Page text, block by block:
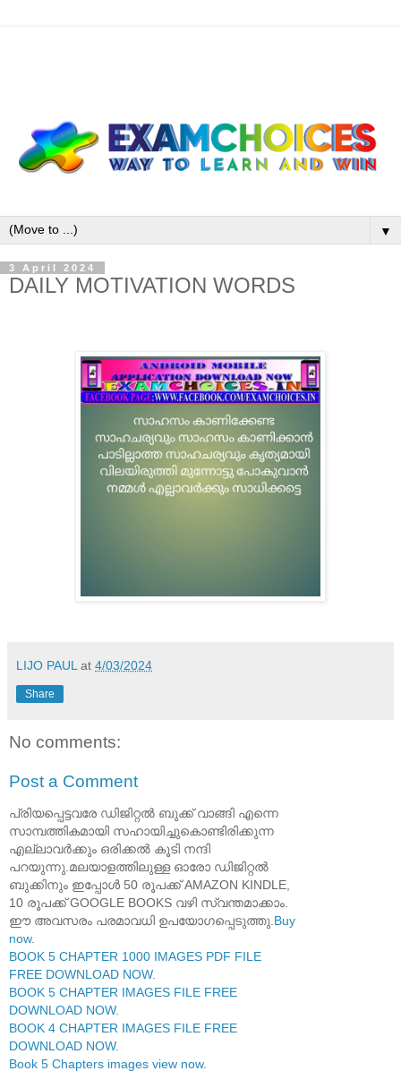
▼
3 April 2024
DAILY MOTIVATION WORDS
LIJO PAUL at 4/03/2024
Share
No comments:
Post a Comment
പ്രിയപ്പെട്ടവരേ ഡിജിറ്റൽ ബുക്ക് വാങ്ങി എന്നെ
സാമ്പത്തികമായി സഹായിച്ചുകൊണ്ടിരിക്കുന്ന
എല്ലാവർക്കും ഒരിക്കൽ കൂടി നന്ദി
പറയുന്നു.മലയാളത്തിലുള്ള ഓരോ ഡിജിറ്റൽ
ബുക്കിനും ഇപ്പോൾ 50 രൂപക്ക് AMAZON KINDLE,
10 രൂപക്ക് GOOGLE BOOKS വഴി സ്വന്തമാക്കാം.
ഈ അവസരം പരമാവധി ഉപയോഗപ്പെടുത്തു.Buy
now.
BOOK 5 CHAPTER 1000 IMAGES PDF FILE
FREE DOWNLOAD NOW.
BOOK 5 CHAPTER IMAGES FILE FREE
DOWNLOAD NOW.
BOOK 4 CHAPTER IMAGES FILE FREE
DOWNLOAD NOW.
Book 5 Chapters images view now.